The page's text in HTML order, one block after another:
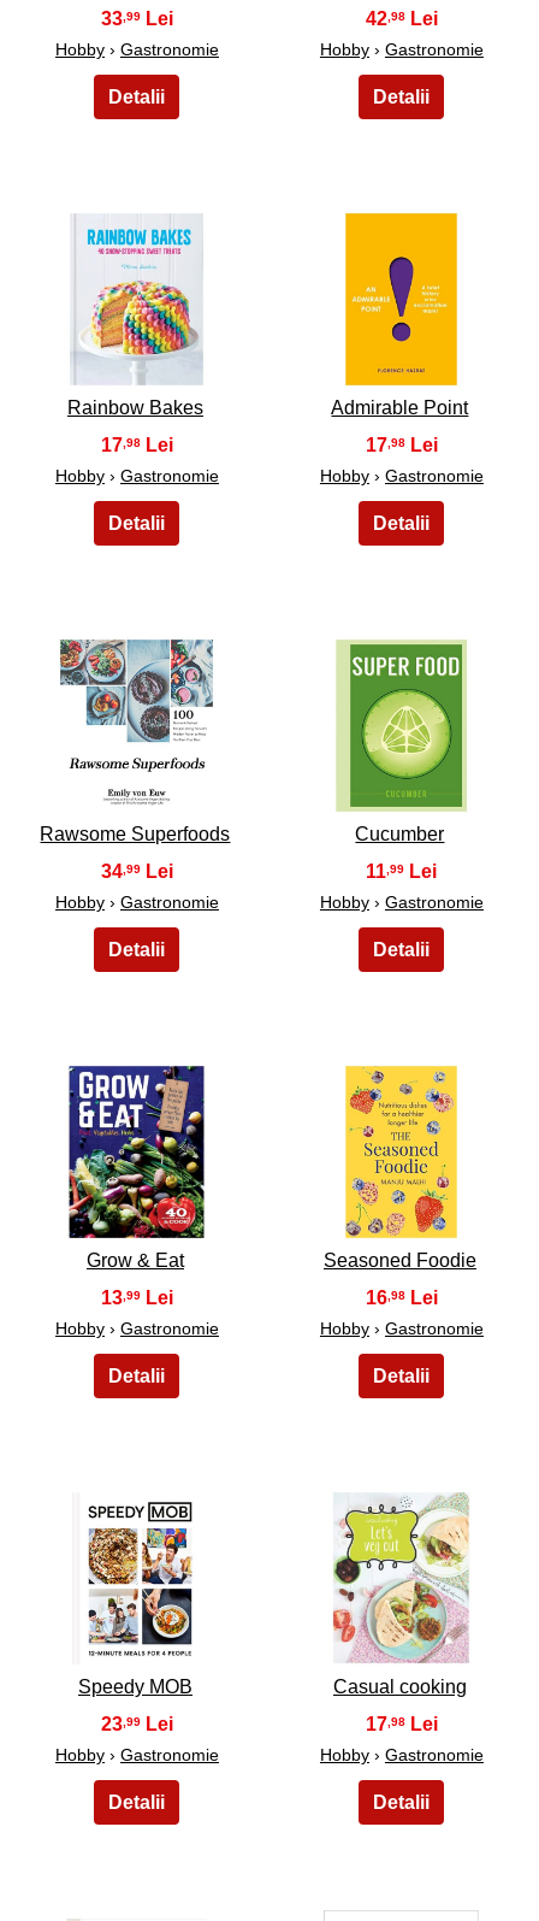
33 ,99
Hobby› Gastronomie
42 ,98
Hobby› Gastronomie
35
Rainbow Bakes
17,98
Hobby› Gastronomie
36
Admirable Point
17,98
Hobby› Gastronomie
37
Rawsome Superfoods
34 ,99
Hobby› Gastronomie
38
Cucumber
11 ,99
Hobby› Gastronomie
39
Grow & Eat
13 ,99
Hobby› Gastronomie
40
Seasoned Foodie
16,98
Hobby› Gastronomie
41
Speedy MOB
23 ,99
Hobby› Gastronomie
42
Casual cooking
17,98
Hobby› Gastronomie